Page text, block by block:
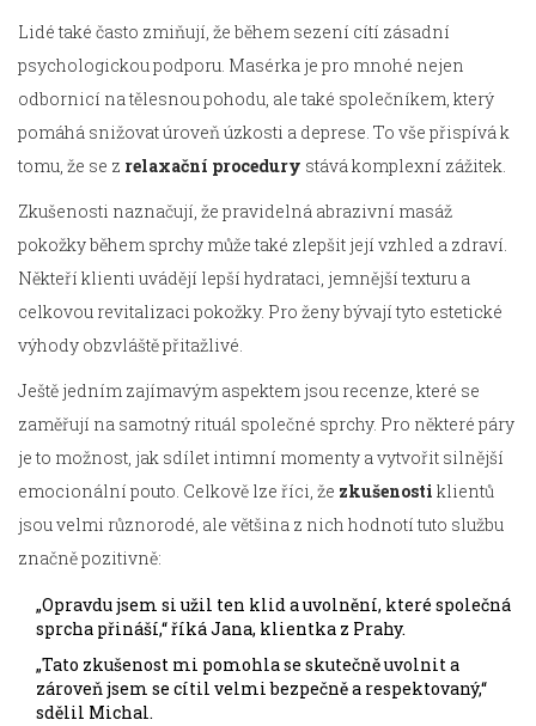
Lidé také často zmiňují, že během sezení cítí zásadní
psychologickou podporu. Masérka je pro mnohé nejen
odbornicí na tělesnou pohodu, ale také společníkem, který
pomáhá snižovat úroveň úzkosti a deprese. To vše přispívá k
tomu, že se z relaxační procedury stává komplexní zážitek.
Zkušenosti naznačují, že pravidelná abrazivní masáž
pokožky během sprchy může také zlepšit její vzhled a zdraví.
Někteří klienti uvádějí lepší hydrataci, jemnější texturu a
celkovou revitalizaci pokožky. Pro ženy bývají tyto estetické
výhody obzvláště přitažlivé.
Ještě jedním zajímavým aspektem jsou recenze, které se
zaměřují na samotný rituál společné sprchy. Pro některé páry
je to možnost, jak sdílet intimní momenty a vytvořit silnější
emocionální pouto. Celkově lze říci, že zkušenosti klientů
jsou velmi různorodé, ale většina z nich hodnotí tuto službu
značně pozitivně:
„Opravdu jsem si užil ten klid a uvolnění, které společná
sprcha přináší,“ říká Jana, klientka z Prahy.
„Tato zkušenost mi pomohla se skutečně uvolnit a
zároveň jsem se cítil velmi bezpečně a respektovaný,“
sdělil Michal.